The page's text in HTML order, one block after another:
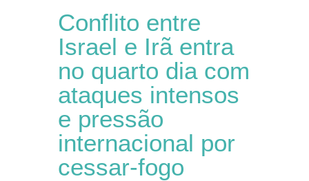
Conflito entre
Israel e Irã entra
no quarto dia com
ataques intensos
e pressão
internacional por
cessar-fogo